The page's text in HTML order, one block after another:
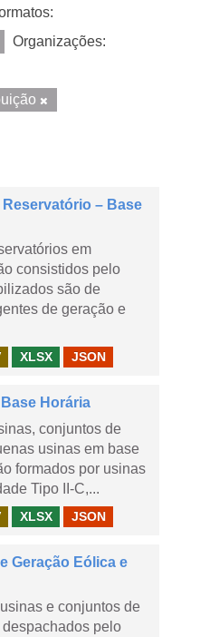
Organizações:
– Base
em
consistidos pelo
são de
de geração e
XLSX JSON
Horária
conjuntos de
usinas em base
formados por usinas
Tipo II-C,...
XLSX JSON
Geração Eólica e
e conjuntos de
pelo